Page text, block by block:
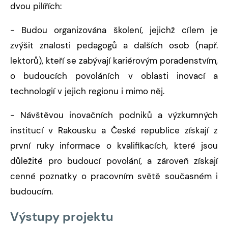
dvou pilířích:
- Budou organizována školení, jejichž cílem je
zvýšit znalosti pedagogů a dalších osob (např.
lektorů), kteří se zabývají kariérovým poradenstvím,
o budoucích povoláních v oblasti inovací a
technologií v jejich regionu i mimo něj.
- Návštěvou inovačních podniků a výzkumných
institucí v Rakousku a České republice získají z
první ruky informace o kvalifikacích, které jsou
důležité pro budoucí povolání, a zároveň získají
cenné poznatky o pracovním světě současném i
budoucím.
Výstupy projektu